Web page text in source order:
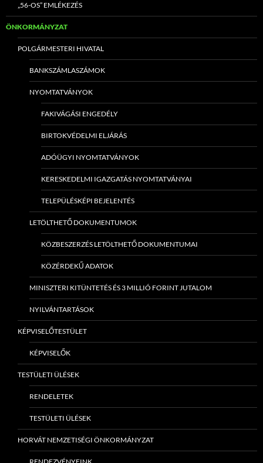
„56-OS” EMLÉKEZÉS
ÖNKORMÁNYZAT
POLGÁRMESTERI HIVATAL
BANKSZÁMLASZÁMOK
NYOMTATVÁNYOK
FAKIVÁGÁSI ENGEDÉLY
BIRTOKVÉDELMI ELJÁRÁS
ADÓÜGYI NYOMTATVÁNYOK
KERESKEDELMI IGAZGATÁS NYOMTATVÁNYAI
TELEPÜLÉSKÉPI BEJELENTÉS
LETÖLTHETŐ DOKUMENTUMOK
KÖZBESZERZÉS LETÖLTHETŐ DOKUMENTUMAI
KÖZÉRDEKŰ ADATOK
MINISZTERI KITÜNTETÉS ÉS 3 MILLIÓ FORINT JUTALOM
NYILVÁNTARTÁSOK
KÉPVISELŐTESTÜLET
KÉPVISELŐK
TESTÜLETI ÜLÉSEK
RENDELETEK
TESTÜLETI ÜLÉSEK
HORVÁT NEMZETISÉGI ÖNKORMÁNYZAT